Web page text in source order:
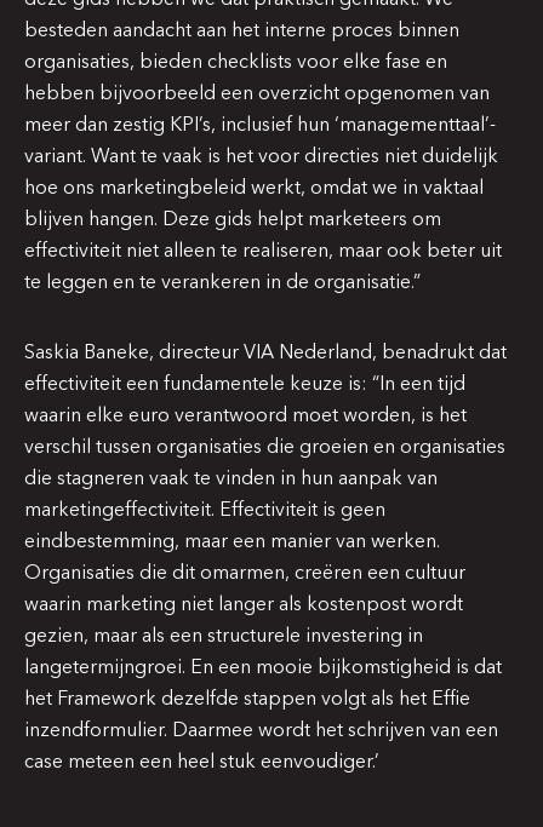
besteden aandacht aan het interne proces binnen
organisaties, bieden checklists voor elke fase en
hebben bijvoorbeeld een overzicht opgenomen van
meer dan zestig KPI’s, inclusief hun ‘managementtaal’-
variant. Want te vaak is het voor directies niet duidelijk
hoe ons marketingbeleid werkt, omdat we in vaktaal
blijven hangen. Deze gids helpt marketeers om
effectiviteit niet alleen te realiseren, maar ook beter uit
te leggen en te verankeren in de organisatie.”
Saskia Baneke, directeur VIA Nederland, benadrukt dat
effectiviteit een fundamentele keuze is: “In een tijd
waarin elke euro verantwoord moet worden, is het
verschil tussen organisaties die groeien en organisaties
die stagneren vaak te vinden in hun aanpak van
marketingeffectiviteit. Effectiviteit is geen
eindbestemming, maar een manier van werken.
Organisaties die dit omarmen, creëren een cultuur
waarin marketing niet langer als kostenpost wordt
gezien, maar als een structurele investering in
langetermijngroei. En een mooie bijkomstigheid is dat
het Framework dezelfde stappen volgt als het Effie
inzendformulier. Daarmee wordt het schrijven van een
case meteen een heel stuk eenvoudiger.’